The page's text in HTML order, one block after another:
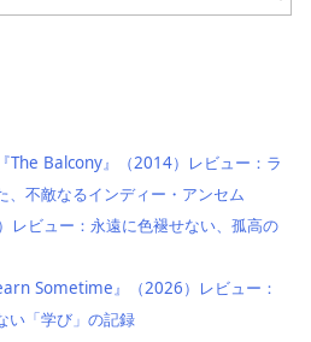
Balcony』（2014）レビュー：ラ
、不敵なるインディー・アンセム
レビュー：永遠に色褪せない、孤高の
Sometime』（2026）レビュー：
い「学び」の記録